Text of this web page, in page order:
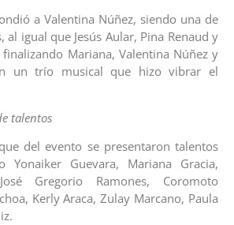
a Valentina Núñez, siendo una de
al igual que Jesús Aular, Pina Renaud y
finalizando Mariana, Valentina Núñez y
un trío musical que hizo vibrar el
talentos
del evento se presentaron talentos
Yonaiker Guevara, Mariana Gracia,
Gregorio Ramones, Coromoto
Kerly Araca, Zulay Marcano, Paula